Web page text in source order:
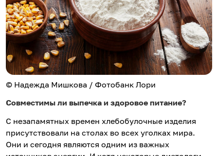
© Надежда Мишкова / Фотобанк Лори
Совместимы ли выпечка и здоровое питание?
С незапамятных времен хлебобулочные изделия
присутствовали на столах во всех уголках мира.
Они и сегодня являются одним из важных